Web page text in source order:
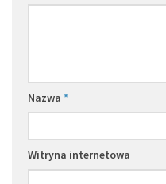
Nazwa *
Witryna internetowa